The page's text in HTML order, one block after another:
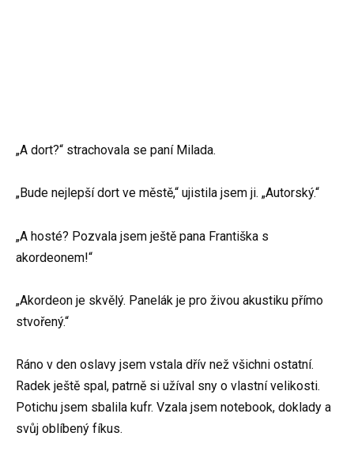
„A dort?“ strachovala se paní Milada.
„Bude nejlepší dort ve městě,“ ujistila jsem ji. „Autorský.“
„A hosté? Pozvala jsem ještě pana Františka s
akordeonem!“
„Akordeon je skvělý. Panelák je pro živou akustiku přímo
stvořený.“
Ráno v den oslavy jsem vstala dřív než všichni ostatní.
Radek ještě spal, patrně si užíval sny o vlastní velikosti.
Potichu jsem sbalila kufr. Vzala jsem notebook, doklady a
svůj oblíbený fíkus.